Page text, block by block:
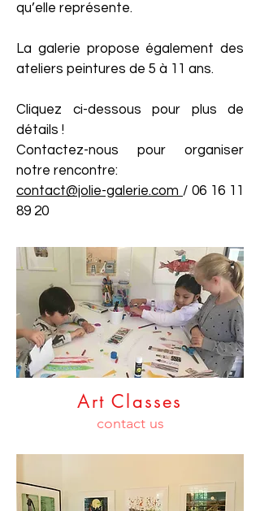
qu’elle représente.
La galerie propose également des
ateliers peintures de 5 à 11 ans.
Cliquez ci-dessous pour plus de
détails !
Contactez-nous pour organiser
notre rencontre:
contact@jolie-galerie.com / 06 16 11
89 20
Art Classes
contact us